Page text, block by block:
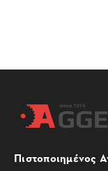
Πιστοποιημένος